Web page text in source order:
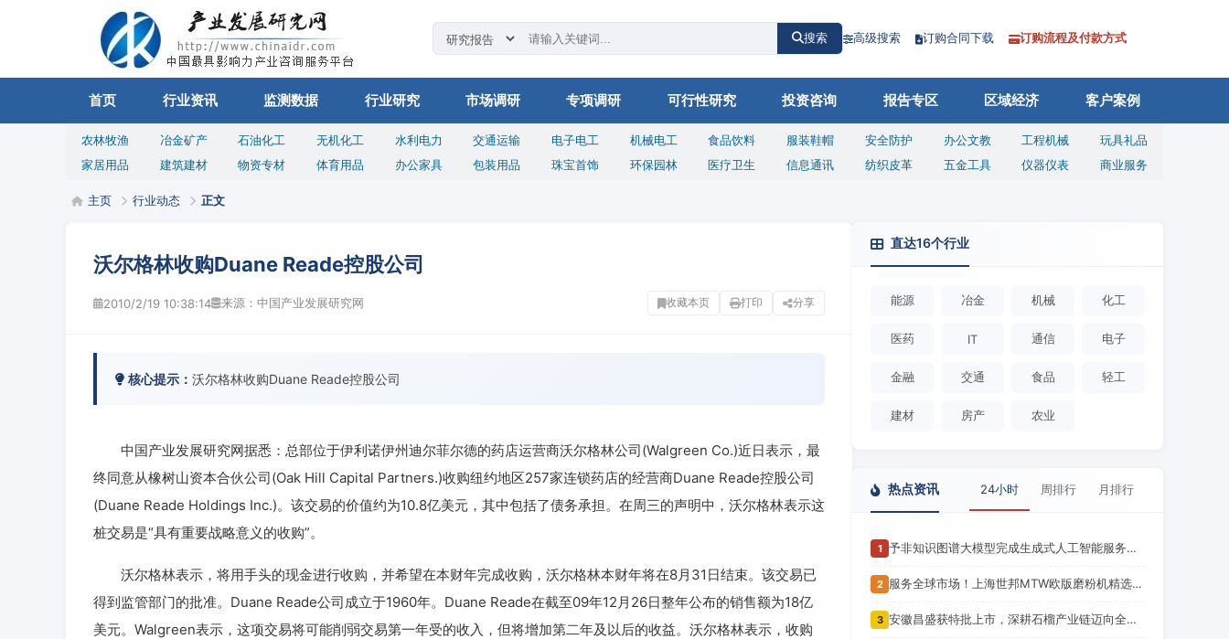
搜索 高级搜索 订购合同下载 订购流程及付款方式
首页 行业资讯 监测数据 行业研究 市场调研 专项调研 可行性研究 投资咨询 报告专区 区域经济 客户案例
农林牧渔 冶金矿产 石油化工 无机化工 水利电力 交通运输 电子电工 机械电工 食品饮料 服装鞋帽 安全防护 办公文教 工程机械
玩具礼品
家居用品
建筑建材 物资专材 体育用品 办公家具 包装用品 珠宝首饰 环保园林 医疗卫生 信息通讯 纺织皮革 五金工具 仪器仪表 商业服务
主页 行业动态 正文
沃尔格林收购Duane Reade控股公司
2010/2/19 10:38:14 来源：中国产业发展研究网 收藏本页 打印 分享
核心提示： 沃尔格林收购Duane Reade控股公司
中国产业发展研究网据悉：总部位于伊利诺伊州迪尔菲尔德的药店运营商沃尔格林公司(Walgreen Co.)近日表示，最
终同意从橡树山资本合伙公司(Oak Hill Capital Partners.)收购纽约地区257家连锁药店的经营商Duane Reade控股公司
(Duane Reade Holdings Inc.)。该交易的价值约为10.8亿美元，其中包括了债务承担。在周三的声明中，沃尔格林表示这
桩交易是“具有重要战略意义的收购”。
沃尔格林表示，将用手头的现金进行收购，并希望在本财年完成收购，沃尔格林本财年将在8月31日结束。该交易已
得到监管部门的批准。Duane Reade公司成立于1960年。Duane Reade在截至09年12月26日整年公布的销售额为18亿
美元。Walgreen表示，这项交易将可能削弱交易第一年受的收入，但将增加第二年及以后的收益。沃尔格林表示，收购
直达16个行业
能源 冶金 机械 化工
医药 IT 通信 电子
金融 交通 食品 轻工
建材 房产 农业
热点资讯 24小时 周排行 月排行
1 予非知识图谱大模型完成生成式人工智能服务备案！潍坊市首个
2 服务全球市场！上海世邦MTW欧版磨粉机精选项目案例集锦
3 安徽昌盛获特批上市，深耕石榴产业链迈向全球市场新征程